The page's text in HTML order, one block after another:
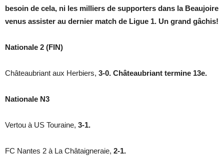
besoin de cela, ni les milliers de supporters dans la Beaujoire
venus assister au dernier match de Ligue 1. Un grand gâchis!
Nationale 2 (FIN)
Châteaubriant aux Herbiers, 3-0. Châteaubriant termine 13e.
Nationale N3
Vertou à US Touraine, 3-1.
FC Nantes 2 à La Châtaigneraie, 2-1.